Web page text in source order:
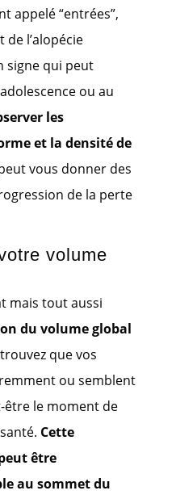
appelé “entrées”,
l’alopécie
signe qui peut
ou au
les
et la densité de
vous donner des
de la perte
volume
mais tout aussi
du volume global
que vos
ou semblent
être le moment de
Cette
être
au sommet du